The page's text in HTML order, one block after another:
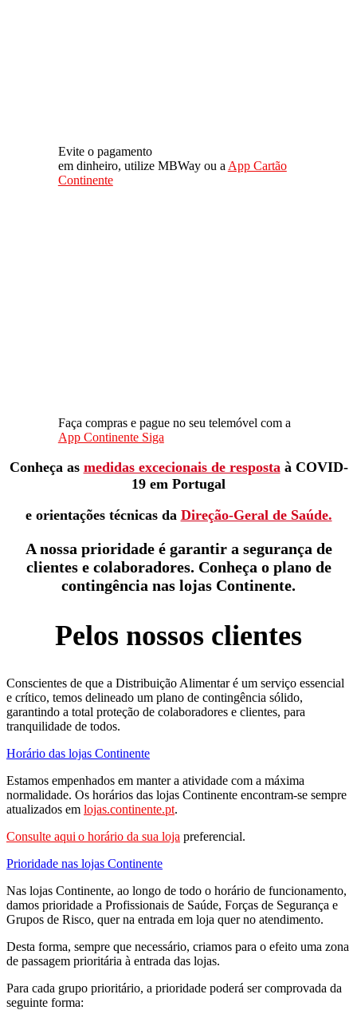
Evite o pagamento
em dinheiro, utilize MBWay ou a App Cartão
Continente
Faça compras e pague no seu telemóvel com a
App Continente Siga
Conheça as medidas excecionais de respostaà COVID-
19 em Portugal
e orientações técnicas da Direção-Geral de Saúde.
A nossa prioridade é garantir a segurança de
clientes e colaboradores. Conheça o plano de
contingência nas lojas Continente.
Pelos nossos clientes
Conscientes de que a Distribuição Alimentar é um serviço essencial
e crítico, temos delineado um plano de contingência sólido,
garantindo a total proteção de colaboradores e clientes, para
tranquilidade de todos.
Horário das lojas Continente
Estamos empenhados em manter a atividade com a máxima
normalidade. Os horários das lojas Continente encontram-se sempre
atualizados em lojas.continente.pt.
Consulte aqui o horário da sua loja preferencial.
Prioridade nas lojas Continente
Nas lojas Continente, ao longo de todo o horário de funcionamento,
damos prioridade a Profissionais de Saúde, Forças de Segurança e
Grupos de Risco, quer na entrada em loja quer no atendimento.
Desta forma, sempre que necessário, criamos para o efeito uma zona
de passagem prioritária à entrada das lojas.
Para cada grupo prioritário, a prioridade poderá ser comprovada da
seguinte forma: